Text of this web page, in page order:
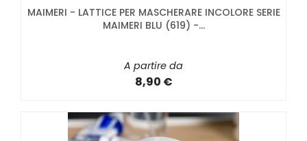
MAIMERI - LATTICE PER MASCHERARE INCOLORE SERIE
MAIMERI BLU (619) -...
A partire da
8,90 €